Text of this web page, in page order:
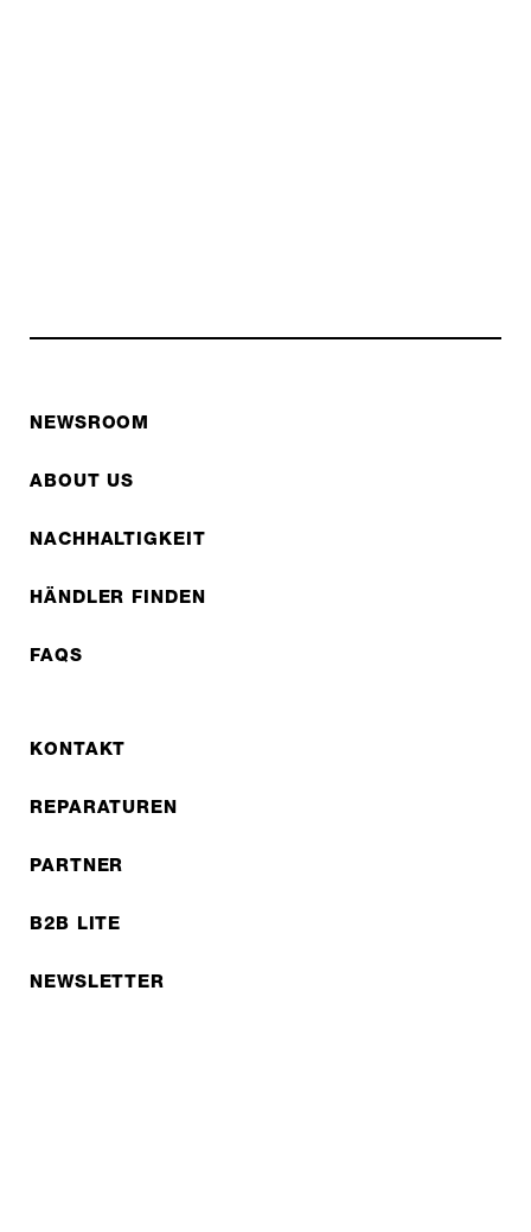
NEWSROOM
ABOUT US
NACHHALTIGKEIT
HÄNDLER FINDEN
FAQS
KONTAKT
REPARATUREN
PARTNER
B2B LITE
NEWSLETTER